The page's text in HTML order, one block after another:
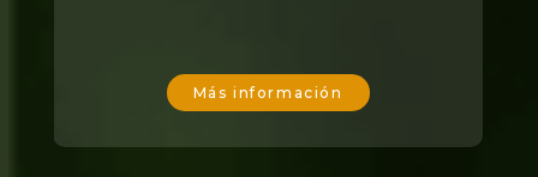
Más información